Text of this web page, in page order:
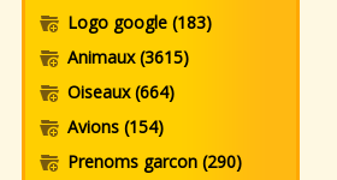
Logo google (183)
Animaux(3615)
Oiseaux(664)
Avions (154)
Prenoms garcon (290)